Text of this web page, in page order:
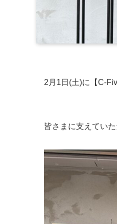
2月1日(土)に【C-
皆さまに支えてい